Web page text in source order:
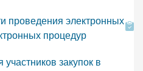
проведения электронных
процедур
закупок в